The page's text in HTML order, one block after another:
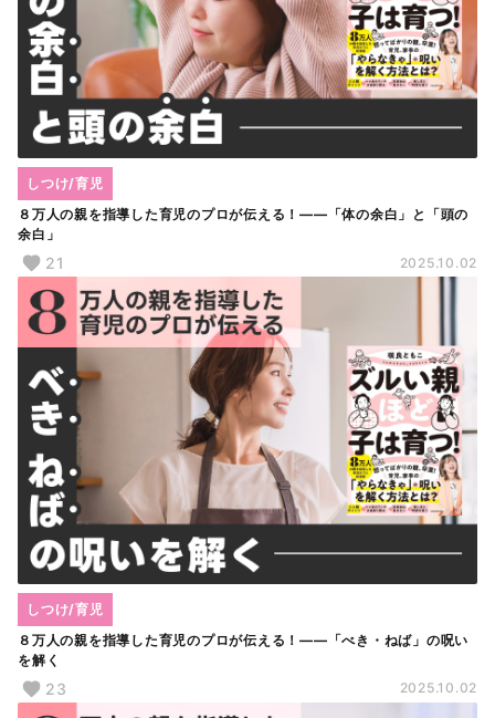
８万人の親を指導した育児のプロが伝える！――「体の余白」と「頭の
余白」
しつけ/育児
21 2025.10.02
８万人の親を指導した育児のプロが伝える！――「べき・ねば」の呪い
を解く
しつけ/育児
23 2025.10.02